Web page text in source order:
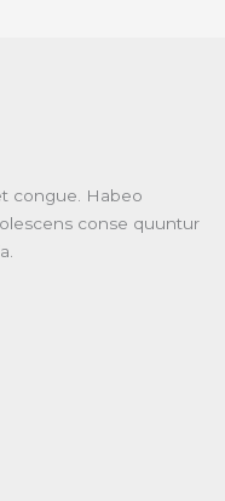
congue. Habeo
conse quuntur